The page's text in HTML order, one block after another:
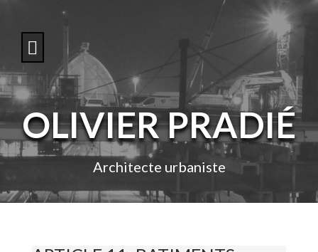
o
c
n
e
OLIVIER PRADIÉ
Architecte urbaniste